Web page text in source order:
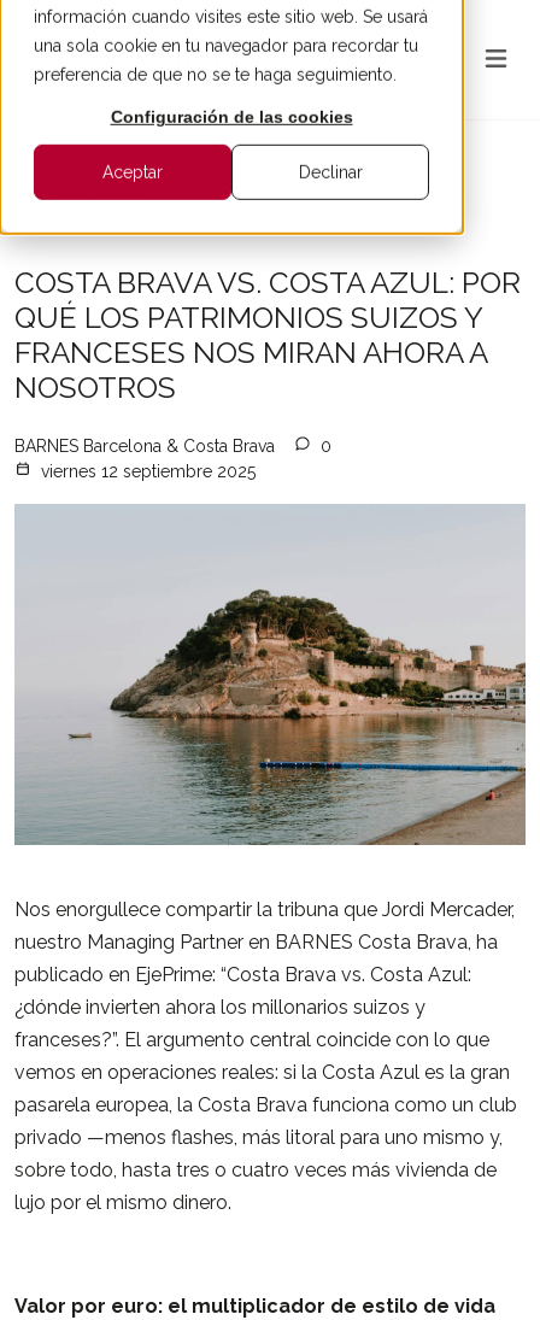
información cuando visites este sitio web. Se usará
una sola cookie en tu navegador para recordar tu
preferencia de que no se te haga seguimiento.
Configuración de las cookies
Aceptar Declinar
Todos los artículos
COSTA BRAVA VS. COSTA AZUL: POR
QUÉ LOS PATRIMONIOS SUIZOS Y
FRANCESES NOS MIRAN AHORA A
NOSOTROS
BARNES Barcelona & Costa Brava
0
viernes 12 septiembre 2025
Nos enorgullece compartir la tribuna que Jordi Mercader,
nuestro Managing Partner en BARNES Costa Brava, ha
publicado en EjePrime: “Costa Brava vs. Costa Azul:
¿dónde invierten ahora los millonarios suizos y
franceses?”. El argumento central coincide con lo que
vemos en operaciones reales: si la Costa Azul es la gran
pasarela europea, la Costa Brava funciona como un club
privado —menos flashes, más litoral para uno mismo y,
sobre todo, hasta tres o cuatro veces más vivienda de
lujo por el mismo dinero.
Valor por euro: el multiplicador de estilo de vida